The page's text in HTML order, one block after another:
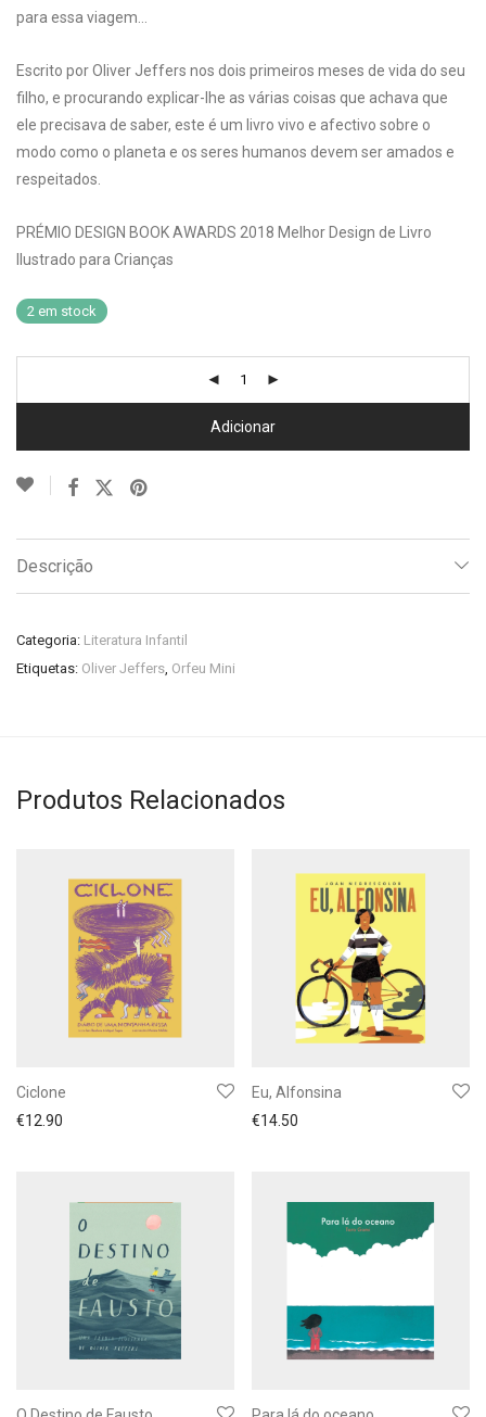
para essa viagem…
Escrito por Oliver Jeffers nos dois primeiros meses de vida do seu
filho, e procurando explicar-lhe as várias coisas que achava que
ele precisava de saber, este é um livro vivo e afectivo sobre o
modo como o planeta e os seres humanos devem ser amados e
respeitados.
PRÉMIO DESIGN BOOK AWARDS 2018 Melhor Design de Livro
Ilustrado para Crianças
2 em stock
Adicionar
Descrição
Categoria: Literatura Infantil
Etiquetas: Oliver Jeffers, Orfeu Mini
Produtos Relacionados
Ciclone
€12.90
Eu, Alfonsina
€14.50